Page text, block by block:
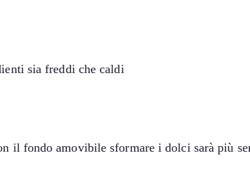
sia freddi che caldi
il fondo amovibile sformare i dolci sarà più